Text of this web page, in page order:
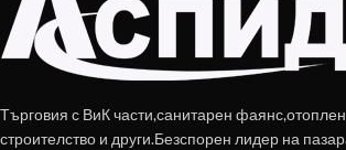
Търговия с ВиК части,санитарен
строителство и други.Безспорен лидер на